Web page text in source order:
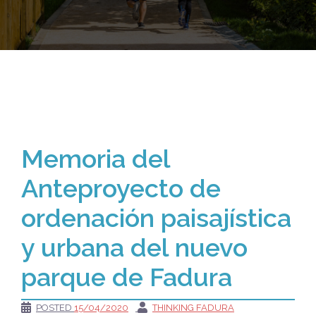
Memoria del
Anteproyecto de
ordenación paisajística
y urbana del nuevo
parque de Fadura
POSTED 15/04/2020 THINKING FADURA